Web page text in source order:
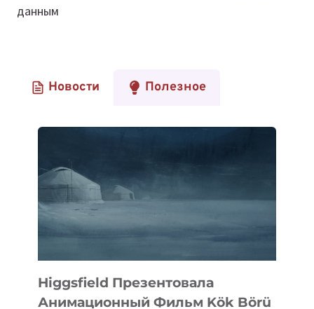
данным
Новости Полезное
Higgsfield Презентовала
Анимационный Фильм Kök Börü